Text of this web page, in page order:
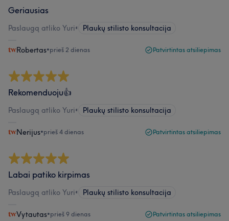
Geriausias
Paslaugą atliko Yuri• Plaukų stilisto konsultacija
Robertas•prieš 2 dienas Patvirtintas atsiliepimas
Rekomenduoju👍
Paslaugą atliko Yuri• Plaukų stilisto konsultacija
Nerijus•prieš 4 dienas Patvirtintas atsiliepimas
Labai patiko kirpimas
Paslaugą atliko Yuri• Plaukų stilisto konsultacija
Vytautas•prieš 9 dienas Patvirtintas atsiliepimas